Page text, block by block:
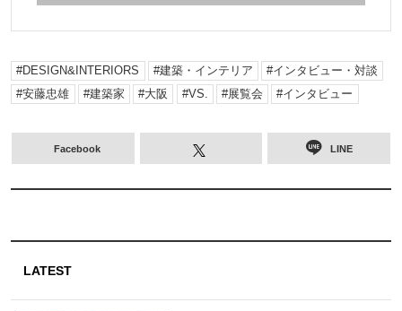
DESIGN&INTERIORS 建築・インテリア
インタビュー・対談
安藤忠雄
建築家 大阪 VS. 展覧会 インタビュー
Facebook LINE
LATEST